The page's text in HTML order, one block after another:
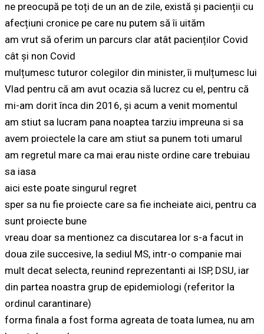
ne preocupă pe toți de un an de zile, există și pacienții cu
afecțiuni cronice pe care nu putem să îi uităm
am vrut să oferim un parcurs clar atât pacienților Covid
cât și non Covid
mulțumesc tuturor colegilor din minister, îi mulțumesc lui
Vlad pentru că am avut ocazia să lucrez cu el, pentru că
mi-am dorit înca din 2016, și acum a venit momentul
am stiut sa lucram pana noaptea tarziu impreuna si sa
avem proiectele la care am stiut sa punem toti umarul
am regretul mare ca mai erau niste ordine care trebuiau
sa iasa
aici este poate singurul regret
sper sa nu fie proiecte care sa fie incheiate aici, pentru ca
sunt proiecte bune
vreau doar sa mentionez ca discutarea lor s-a facut in
doua zile succesive, la sediul MS, intr-o companie mai
mult decat selecta, reunind reprezentanti ai ISP, DSU, iar
din partea noastra grup de epidemiologi (referitor la
ordinul carantinare)
forma finala a fost forma agreata de toata lumea, nu am